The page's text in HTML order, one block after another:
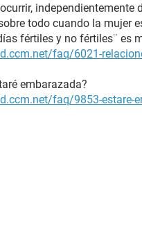
todo cuando la mujer
fértiles y no fértiles¨ es
faq/6021-
embarazada?
faq/9853-estare-